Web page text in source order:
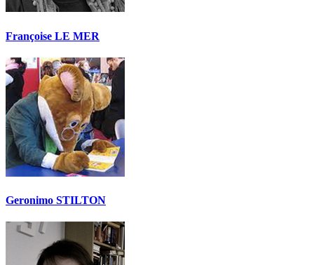
Françoise LE MER
Geronimo STILTON